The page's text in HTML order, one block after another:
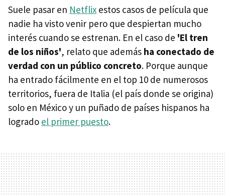
Suele pasar en Netflix estos casos de película que
nadie ha visto venir pero que despiertan mucho
interés cuando se estrenan. En el caso de 'El tren
de los niños', relato que además ha conectado de
verdad con un público concreto. Porque aunque
ha entrado fácilmente en el top 10 de numerosos
territorios, fuera de Italia (el país donde se origina)
solo en México y un puñado de países hispanos ha
logrado el primer puesto.